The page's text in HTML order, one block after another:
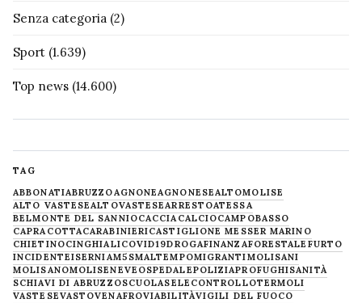
Senza categoria (2)
Sport (1.639)
Top news (14.600)
TAG
ABBONATIABRUZZOAGNONEAGNONESEALTOMOLISE
ALTO VASTESEALTOVASTESEARRESTOATESSA
BELMONTE DEL SANNIOCACCIACALCIOCAMPOBASSO
CAPRACOTTACARABINIERICASTIGLIONE MESSER MARINO
CHIETINOCINGHIALICOVID19DROGAFINANZAFORESTALE FURTO
INCIDENTEISERNIAM5SMALTEMPOMIGRANTIMOLISANI
MOLISANOMOLISENEVE OSPEDALEPOLIZIAPROFUGHISANITÀ
SCHIAVI DI ABRUZZOSCUOLASELECONTROLLOTERMOLI
VASTESEVASTOVENAFROVIABILITÀVIGILI DEL FUOCO